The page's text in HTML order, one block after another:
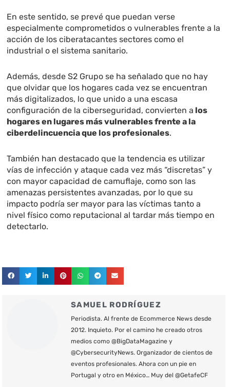
En este sentido, se prevé que puedan verse
especialmente comprometidos o vulnerables frente a la
acción de los ciberatacantes sectores como el
industrial o el sistema sanitario.
Además, desde S2 Grupo se ha señalado que no hay
que olvidar que los hogares cada vez se encuentran
más digitalizados, lo que unido a una escasa
configuración de la ciberseguridad, convierten a los
hogares en lugares más vulnerables frente a la
ciberdelincuencia que los profesionales.
También han destacado que la tendencia es utilizar
vías de infección y ataque cada vez más “discretas” y
con mayor capacidad de camuflaje, como son las
amenazas persistentes avanzadas, por lo que su
impacto podría ser mayor para las víctimas tanto a
nivel físico como reputacional al tardar más tiempo en
detectarlo.
SAMUEL RODRÍGUEZ
Periodista. Al frente de Ecommerce News desde
2012. Inquieto. Por el camino he creado otros
medios como @BigDataMagazine y
@CybersecurityNews. Organizador de cientos de
eventos profesionales. Ahora con un pie en
Portugal y otro en México… Muy del @GetafeCF